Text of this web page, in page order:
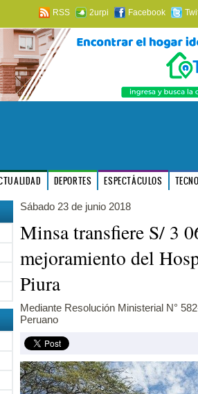
RSS 2urpi Facebook
DEPORTES ESPECTÁCULOS
Sábado 23 de junio 2018
Minsa transfiere S/ 3
mejoramiento del
Piura
Mediante Resolución Ministerial N°
Peruano